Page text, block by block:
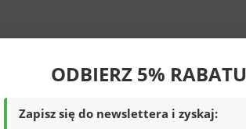
ODBIERZ 5% RABATU
Zapisz się do newslettera i zyskaj: